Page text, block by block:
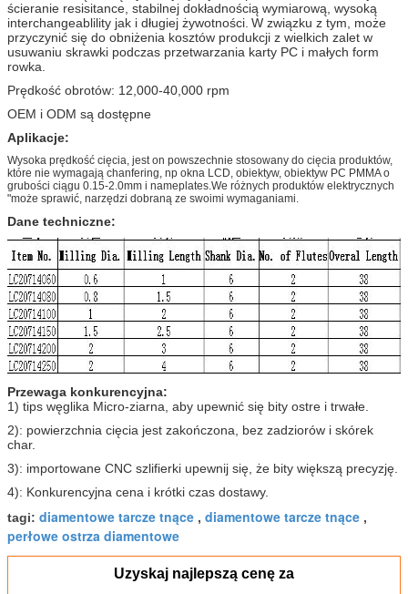
ścieranie resisitance, stabilnej dokładnością wymiarową, wysoką
interchangeablility jak i długiej żywotności. W związku z tym, może
przyczynić się do obniżenia kosztów produkcji z wielkich zalet w
usuwaniu skrawki podczas przetwarzania karty PC i małych form
rowka.
Prędkość obrotów: 12,000-40,000 rpm
OEM i ODM są dostępne
Aplikacje:
Wysoka prędkość cięcia, jest on powszechnie stosowany do cięcia produktów,
które nie wymagają chanfering, np okna LCD, obiektyw, obiektyw PC PMMA o
grubości ciągu 0.15-2.0mm i nameplates.We różnych produktów elektrycznych
"może sprawić, narzędzi dobraną ze swoimi wymaganiami.
Dane techniczne:
Przewaga konkurencyjna:
1) tips węglika Micro-ziarna, aby upewnić się bity ostre i trwałe.
2): powierzchnia cięcia jest zakończona, bez zadziorów i skórek
char.
3): importowane CNC szlifierki upewnij się, że bity większą precyzję.
4): Konkurencyjna cena i krótki czas dostawy.
tagi: diamentowe tarcze tnące , diamentowe tarcze tnące ,
perłowe ostrza diamentowe
Uzyskaj najlepszą cenę za